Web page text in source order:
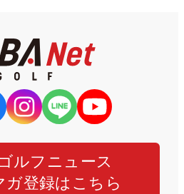
ルフニュース
ガ登録はこちら